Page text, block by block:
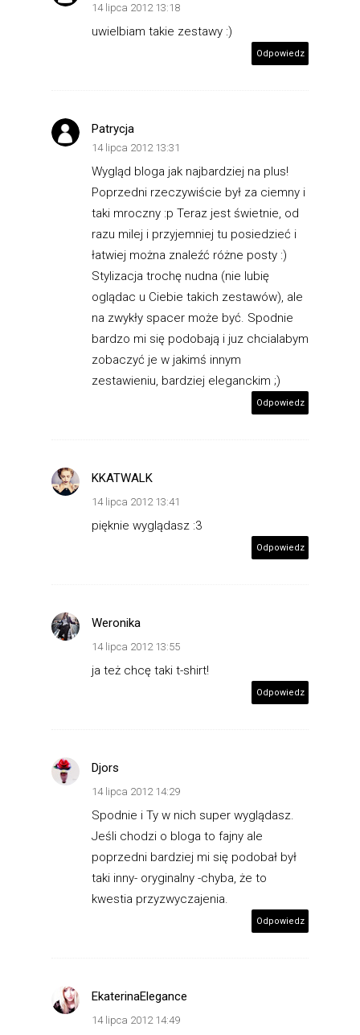
14 lipca 2012 13:18
uwielbiam takie zestawy :)
Odpowiedz
Patrycja
14 lipca 2012 13:31
Wygląd bloga jak najbardziej na plus!
Poprzedni rzeczywiście był za ciemny i
taki mroczny :p Teraz jest świetnie, od
razu milej i przyjemniej tu posiedzieć i
łatwiej można znaleźć różne posty :)
Stylizacja trochę nudna (nie lubię
oglądac u Ciebie takich zestawów), ale
na zwykły spacer może być. Spodnie
bardzo mi się podobają i juz chcialabym
zobaczyć je w jakimś innym
zestawieniu, bardziej eleganckim ;)
Odpowiedz
KKATWALK
14 lipca 2012 13:41
pięknie wyglądasz :3
Odpowiedz
Weronika
14 lipca 2012 13:55
ja też chcę taki t-shirt!
Odpowiedz
Djors
14 lipca 2012 14:29
Spodnie i Ty w nich super wyglądasz.
Jeśli chodzi o bloga to fajny ale
poprzedni bardziej mi się podobał był
taki inny- oryginalny -chyba, że to
kwestia przyzwyczajenia.
Odpowiedz
EkaterinaElegance
14 lipca 2012 14:49